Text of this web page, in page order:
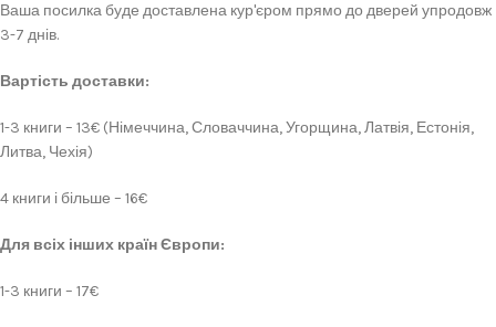
Ваша посилка буде доставлена кур'єром прямо до дверей упродовж
3-7 днів.
Вартість доставки:
1-3 книги – 13€ (Німеччина, Словаччина, Угорщина, Латвія, Естонія,
Литва, Чехія)
4 книги і більше – 16€
Для всіх інших країн Європи:
1-3 книги – 17€